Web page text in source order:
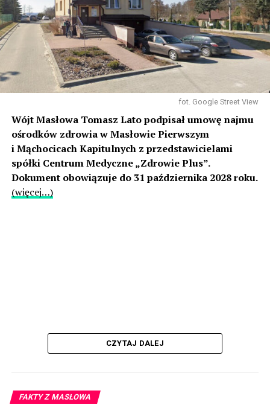
fot. Google Street View
Wójt Masłowa Tomasz Lato podpisał umowę najmu
ośrodków zdrowia w Masłowie Pierwszym
i Mąchocicach Kapitulnych z przedstawicielami
spółki Centrum Medyczne „Zdrowie Plus”.
Dokument obowiązuje do 31 października 2028 roku.
(więcej…)
CZYTAJ DALEJ
FAKTY Z MASŁOWA